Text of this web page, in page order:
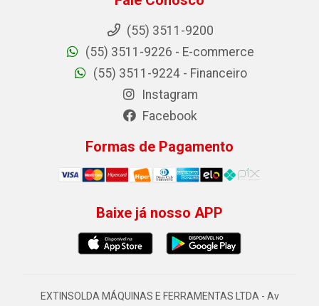
(55) 3511-9200
(55) 3511-9226 - E-commerce
(55) 3511-9224 - Financeiro
Instagram
Facebook
Formas de Pagamento
Baixe já nosso APP
EXTINSOLDA MÁQUINAS E FERRAMENTAS LTDA - Av